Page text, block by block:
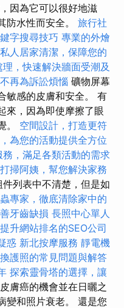
因為它可以很好地滋
防水性而安全。 旅行社
字搜尋技巧 專業的外燴
人居家清潔，保障您的
理，快速解決牆面受潮及
再為訴訟煩惱 礦物屏幕
敏感的皮膚和安全。 有
來，因為即使摩擦了眼
。 空間設計，打造更符
為您的活動提供全方位
務，滿足各類活動的需求
掃阿姨，幫您解決家務
件列表中不清楚，但是如
專家，徹底清除家中的
牙齒缺損 長照中心單人
提升網站排名的SEO公司
惑 新北按摩服務 靜電機
換護照的常見問題與解答
探索靈骨塔的選擇，讓
膚癌的機會並在日曬之
變和照片衰老。 還是您